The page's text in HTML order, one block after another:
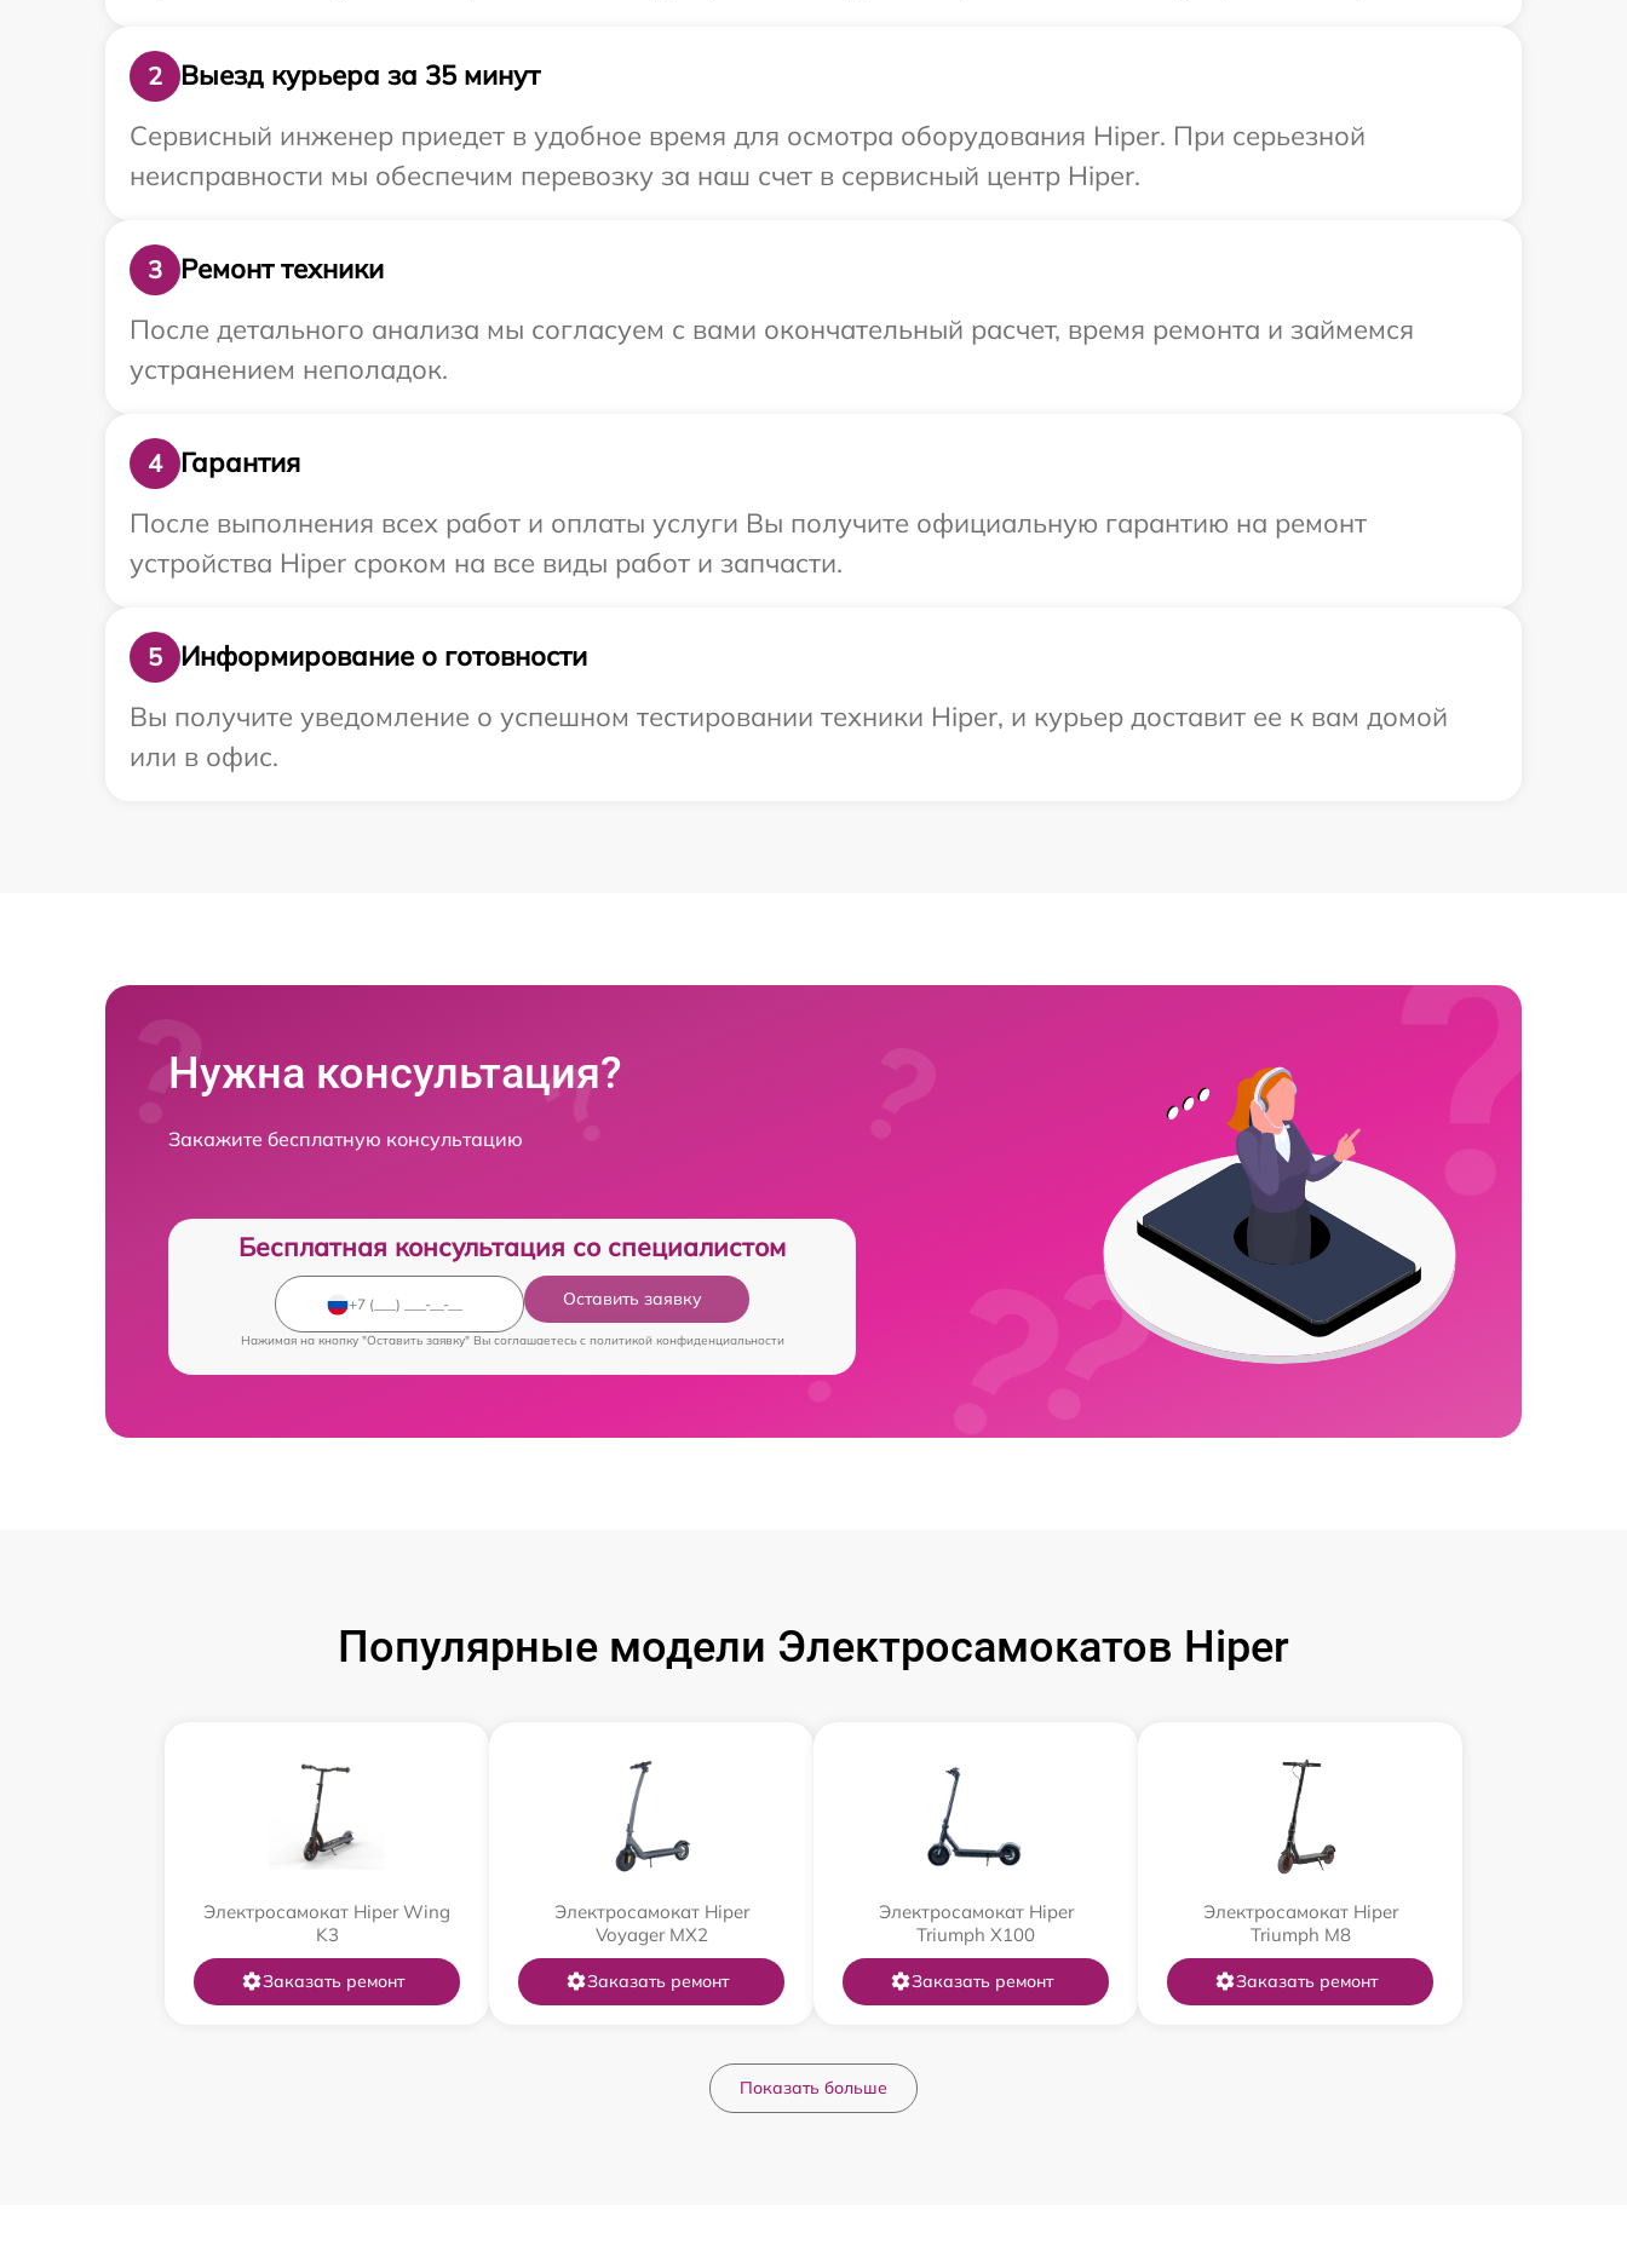
2
Выезд курьера за 35 минут
Сервисный инженер приедет в удобное время для осмотра оборудования Hiper. При серьезной
неисправности мы обеспечим перевозку за наш счет в сервисный центр Hiper.
3
Ремонт техники
После детального анализа мы согласуем с вами окончательный расчет, время ремонта и займемся
устранением неполадок.
4
Гарантия
После выполнения всех работ и оплаты услуги Вы получите официальную гарантию на ремонт
устройства Hiper сроком на все виды работ и запчасти.
5
Информирование о готовности
Вы получите уведомление о успешном тестировании техники Hiper, и курьер доставит ее к вам домой
или в офис.
Нужна консультация?
Закажите бесплатную консультацию
Бесплатная консультация со специалистом
Оставить заявку
Нажимая на кнопку "Оставить заявку" Вы соглашаетесь c политикой конфиденциальности
Популярные модели Электросамокатов Hiper
Электросамокат Hiper Wing
K3
Заказать ремонт
Электросамокат Hiper
Voyager MX2
Заказать ремонт
Электросамокат Hiper
Triumph X100
Заказать ремонт
Электросамокат Hiper
Triumph M8
Заказать ремонт
Показать больше